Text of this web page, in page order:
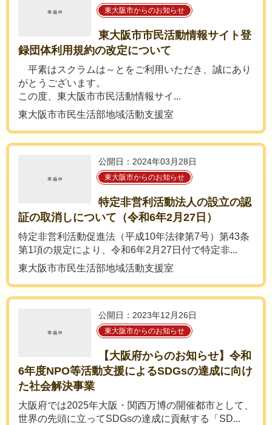
東大阪市からのお知らせ
東大阪市市民活動情報サイト登
録団体利用規約の改定について
平素はスクラムは～とをご利用いただき、誠にあり
がとうございます。
この度、東大阪市市民活動情報サイ...
東大阪市市民生活部地域活動支援室
公開日：2024年03月28日
東大阪市からのお知らせ
特定非営利活動法人の設立の認
証の取消しについて（令和6年2月27日）
特定非営利活動促進法（平成10年法律第7号）第43条
第1項の規定により、令和6年2月27日付で特定非...
東大阪市市民生活部地域活動支援室
公開日：2023年12月26日
東大阪市からのお知らせ
【大阪府からのお知らせ】令和
6年度NPO等活動支援によるSDGsの達成に向け
た社会解決事業
大阪府では2025年大阪・関西万博の開催都市として、
世界の先頭に立ってSDGsの達成に貢献する「SD...